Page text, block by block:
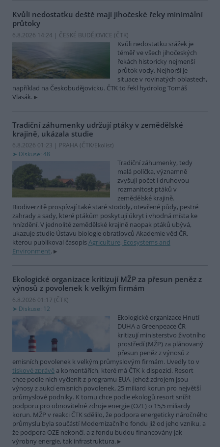
Kvůli nedostatku deště mají jihočeské řeky minimální
průtoky
6.8.2026 14:24 | ČESKÉ BUDĚJOVICE (ČTK)
Kvůli nedostatku srážek je
téměř ve všech jihočeských
řekách historicky nejmenší
průtok vody. Nejhorší je
situace v rovinatých oblastech,
například na Českobudějovicku. ČTK to řekl hydrolog Tomáš
Vlasák.
Tradiční záhumenky udržují ptáky v zemědělské
krajině, ukázala studie
6.8.2026 01:23 | PRAHA (ČTK/Ekolist)
Diskuse: 48
Tradiční záhumenky, tedy
malá políčka, významně
zvyšují počet i druhovou
rozmanitost ptáků v
zemědělské krajině.
Biodiverzitě prospívají také staré stodoly, otevřené půdy, pestré
zahrady a sady, které ptákům poskytují úkryt i vhodná místa ke
hnízdění. V jednolité zemědělské krajině naopak ptáků ubývá,
ukazuje studie Ústavu biologie obratlovců Akademie věd ČR,
kterou publikoval časopisAgriculture, Ecosystems and
Environment.
Ekologické organizace kritizují MŽP za přesun peněz z
výnosů z povolenek k velkým firmám
6.8.2026 01:17 (ČTK)
Diskuse: 12
Ekologické organizace Hnutí
DUHA a Greenpeace ČR
kritizují ministerstvo životního
prostředí (MŽP) za plánovaný
přesun peněz z výnosů z
emisních povolenek k velkým průmyslovým firmám. Uvedly to v
tiskové zprávě a komentářích, které má ČTK k dispozici. Resort
chce podle nich vyčlenit z programu EUA, jehož zdrojem jsou
výnosy z aukcí emisních povolenek, 25 miliard korun pro největší
průmyslové podniky. K tomu chce podle ekologů resort snížit
podporu pro obnovitelné zdroje energie (OZE) o 15,5 miliardy
korun. MŽP v reakci ČTK sdělilo, že podpora energeticky náročného
průmyslu byla součástí Modernizačního fondu již od jeho vzniku, a
že podpora OZE nekončí, a z fondu budou financovány jak
výrobny energie, tak infrastruktura.